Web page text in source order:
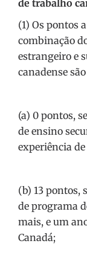
de trabalho
(1) Os pontos
combinação
estrangeiro e
canadense
(a) 0 pontos,
de ensino
experiência
(b) 13 pontos,
de programa
mais, e um
Canadá;